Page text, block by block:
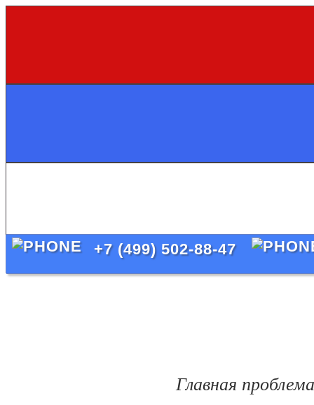
+7 (499) 502-88-47
Главная